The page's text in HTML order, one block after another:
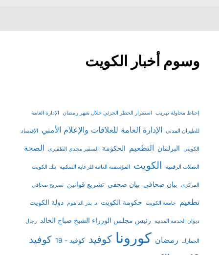
وسوم أخبار الكويت
إحباط محاولة تهريب استمرار الحظر الجزئي خلال شهر رمضان الإدارة العامة
للطيران المدني الإدارة العامة للعلاقات والإعلام الأمني الإقتصاد
الكويتي البرلمان التطعيم الحكومة السفير مجدي الظفيري الصحة
العملات الرقمية الكويت المؤسسة العامة للرعاية السكنية بنك الكويت
المركزي بيان صحافي بيان صحفي تشريع قوانين تصريح صحافي
تطعيم جامعة الكويت حكومة الكويت د. بدر الداهوم دولة الكويت
ديوان الخدمة المدنية رئيس مجلس الوزراء الشيخ صباح الخالد رجال
الجمارك رمضان كورونا كوفيد كوفيد - 19
كوفيد